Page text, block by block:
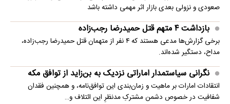
صعودی و نزولی بعدی بازار اثر مهمی داشته باشد
بازداشت ۴ متهم قتل حمیدرضا رجب‌زاده
برخی گزارش‌ها مدعی هستند که ۴ نفر از متهمان قتل حمیدرضا رجب‌زاده،
مداح، دستگیر شده‌اند.
نگرانی سیاستمدار اماراتی نزدیک به بن‌زاید از توافق مکه
انتقادات امارات بر ماهیت و زمان‌بندی این توافق‌نامه، و همچنین فقدان
شفافیت در خصوص دشمن مشترکِ مدنظرِ این ائتلاف و…